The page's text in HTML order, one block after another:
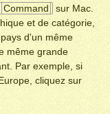
Command
sur Mac.
et de catégorie,
d'un même
même grande
Par exemple, si
cliquez sur